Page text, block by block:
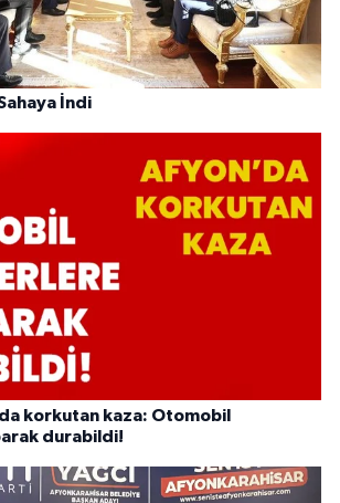
İndi
korkutan kaza: Otomobil
durabildi!